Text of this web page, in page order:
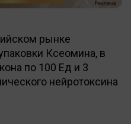
рынке
Ксеомина, в
по 100 Ед и 3
нейротоксина